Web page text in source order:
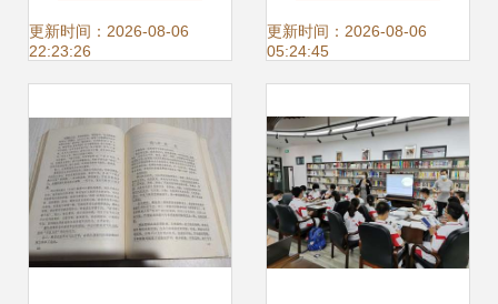
省高校金融教育宣
大学成立
更新时间：2026-08-06
22:23:26
关幼儿园世界读书
更新时间：2026-08-06
05:24:45